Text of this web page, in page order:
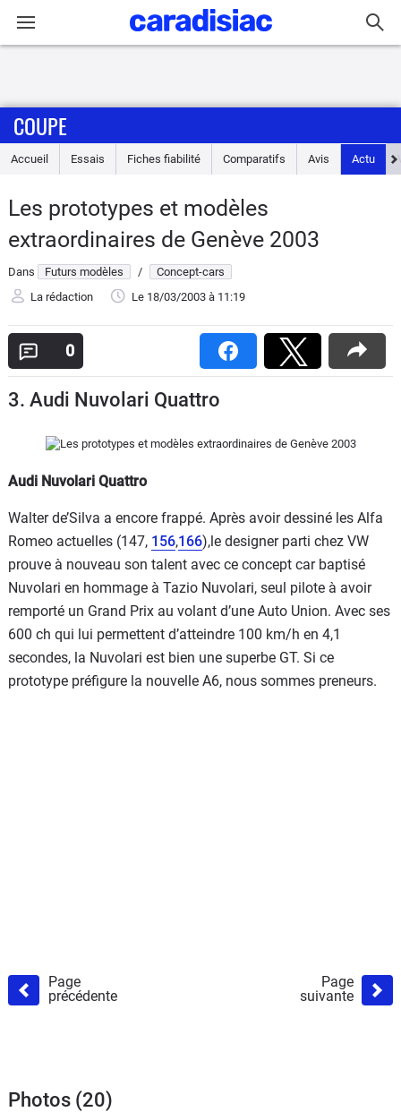
Accueil
Essais
Guide
d'achat
Electriques
Utilitaires
Services
Forum
Moto
Marques
COUPE
Accueil Essais Fiches fiabilité Comparatifs Avis Actu
Les prototypes et modèles
extraordinaires de Genève 2003
Dans Futurs modèles /
Concept-cars
La rédaction
Le 18/03/2003 à 11:19
0
3. Audi Nuvolari Quattro
Audi Nuvolari Quattro
Walter de’Silva a encore frappé. Après avoir dessiné les Alfa
Romeo actuelles (147, 156,166),le designer parti chez VW
prouve à nouveau son talent avec ce concept car baptisé
Nuvolari en hommage à Tazio Nuvolari, seul pilote à avoir
remporté un Grand Prix au volant d’une Auto Union. Avec ses
600 ch qui lui permettent d’atteindre 100 km/h en 4,1
secondes, la Nuvolari est bien une superbe GT. Si ce
prototype préfigure la nouvelle A6, nous sommes preneurs.
Page
précédente
Page
suivante
Photos (20)